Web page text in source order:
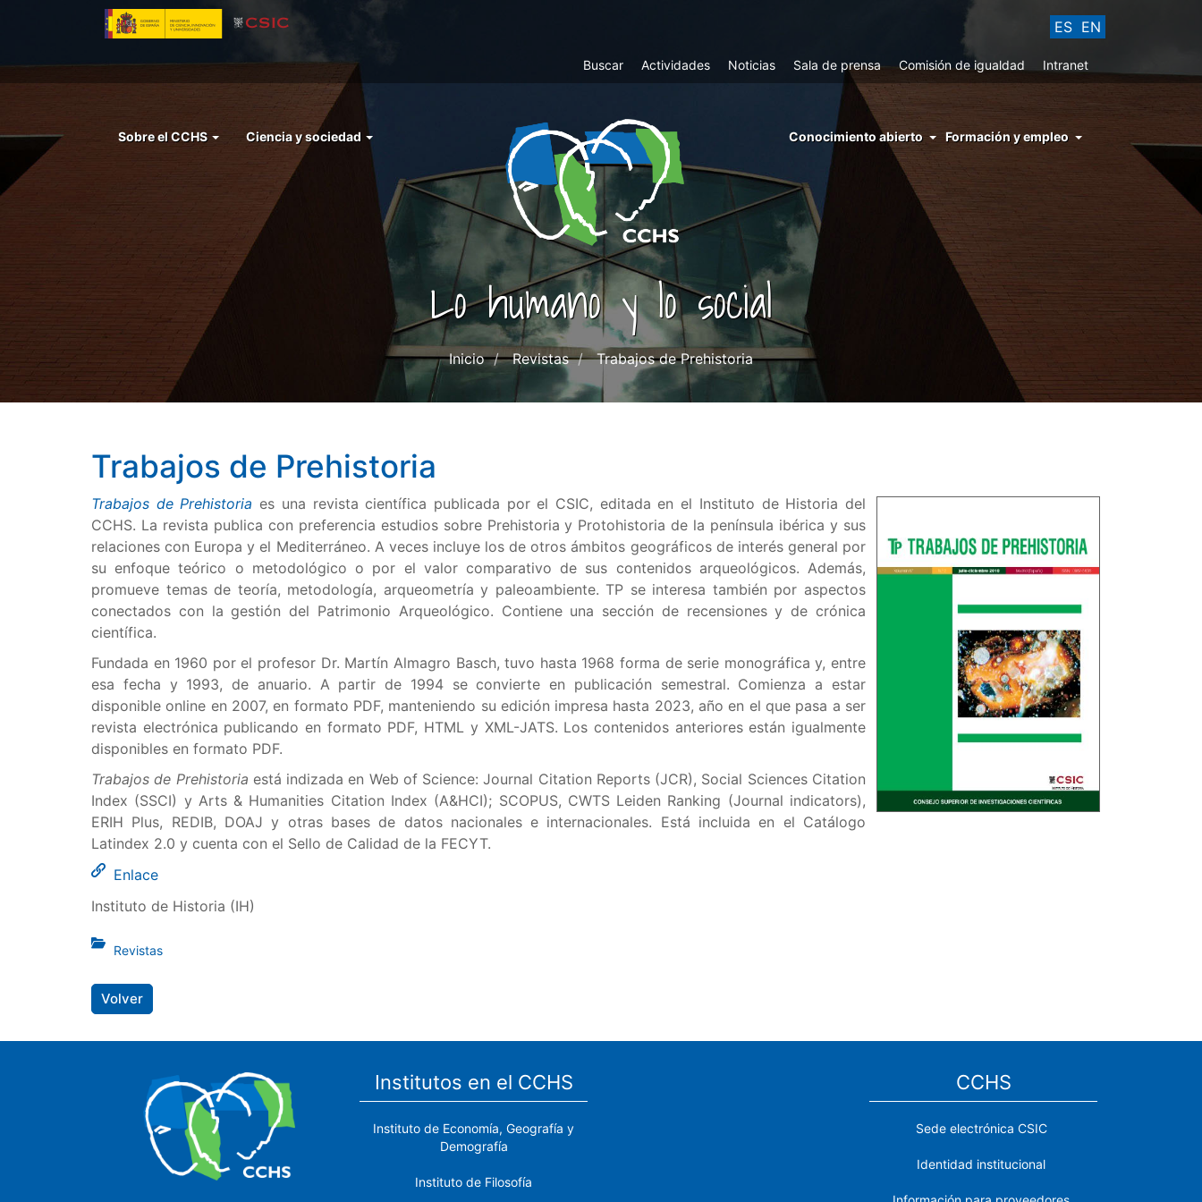
principal
ES EN
Top
Buscar Actividades Noticias Sala de prensa Comisión de igualdad Intranet
Menu
Sobre el CCHS Ciencia y sociedad
menu
conocimiento
abierto
Conocimiento abierto Formación y empleo
Lo humano y lo social
Inicio Revistas Trabajos de Prehistoria
Trabajos de Prehistoria
Trabajos de Prehistoria es una revista científica publicada por el CSIC, editada en el Instituto de Historia del
CCHS. La revista publica con preferencia estudios sobre Prehistoria y Protohistoria de la península ibérica y sus
relaciones con Europa y el Mediterráneo. A veces incluye los de otros ámbitos geográficos de interés general por
su enfoque teórico o metodológico o por el valor comparativo de sus contenidos arqueológicos. Además,
promueve temas de teoría, metodología, arqueometría y paleoambiente. TP se interesa también por aspectos
conectados con la gestión del Patrimonio Arqueológico. Contiene una sección de recensiones y de crónica
científica.
Fundada en 1960 por el profesor Dr. Martín Almagro Basch, tuvo hasta 1968 forma de serie monográfica y, entre
esa fecha y 1993, de anuario. A partir de 1994 se convierte en publicación semestral. Comienza a estar
disponible online en 2007, en formato PDF, manteniendo su edición impresa hasta 2023, año en el que pasa a ser
revista electrónica publicando en formato PDF, HTML y XML-JATS. Los contenidos anteriores están igualmente
disponibles en formato PDF.
Trabajos de Prehistoria está indizada en Web of Science: Journal Citation Reports (JCR), Social Sciences Citation
Index (SSCI) y Arts & Humanities Citation Index (A&HCI); SCOPUS, CWTS Leiden Ranking (Journal indicators),
ERIH Plus, REDIB, DOAJ y otras bases de datos nacionales e internacionales. Está incluida en el Catálogo
Latindex 2.0 y cuenta con el Sello de Calidad de la FECYT.
Enlace
Instituto de Historia (IH)
Revistas
Volver
Institutos en el CCHS
Instituto de Economía, Geografía y
Demografía
Instituto de Filosofía
CCHS
Sede electrónica CSIC
Identidad institucional